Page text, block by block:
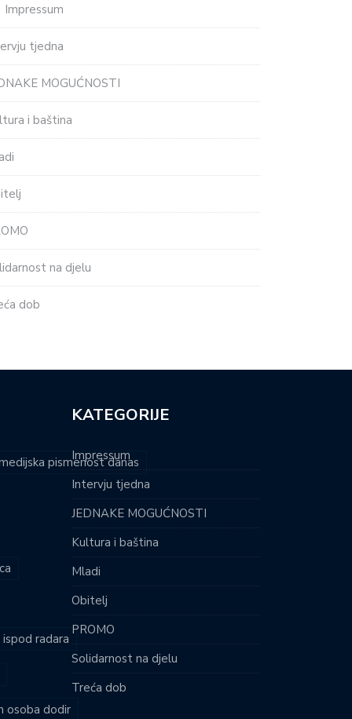
Impressum
tjedna
MOGUĆNOSTI
i baština
na djelu
dob
pismenost danas
radara
osoba dodir
KATEGORIJE
Impressum
Intervju tjedna
JEDNAKE MOGUĆNOSTI
Kultura i baština
Mladi
Obitelj
PROMO
Solidarnost na djelu
Treća dob